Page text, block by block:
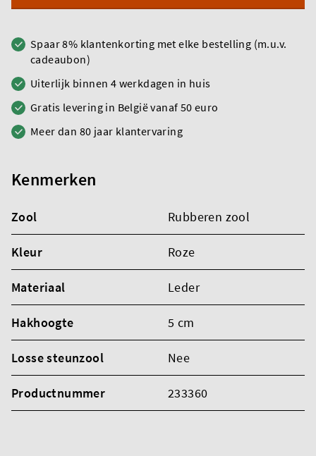
Spaar 8% klantenkorting met elke bestelling (m.u.v.
cadeaubon)
Uiterlijk binnen 4 werkdagen in huis
Gratis levering in België vanaf 50 euro
Meer dan 80 jaar klantervaring
Kenmerken
Zool Rubberen zool
Kleur Roze
Materiaal Leder
Hakhoogte 5 cm
Losse steunzool Nee
Productnummer 233360